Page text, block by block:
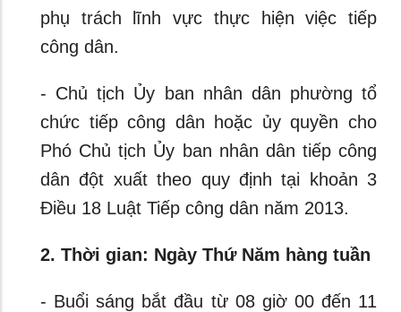
phụ trách lĩnh vực thực hiện việc tiếp
công dân.
- Chủ tịch Ủy ban nhân dân phường tổ
chức tiếp công dân hoặc ủy quyền cho
Phó Chủ tịch Ủy ban nhân dân tiếp công
dân đột xuất theo quy định tại khoản 3
Điều 18 Luật Tiếp công dân năm 2013.
2. Thời gian: Ngày Thứ Năm hàng tuần
- Buổi sáng bắt đầu từ 08 giờ 00 đến 11